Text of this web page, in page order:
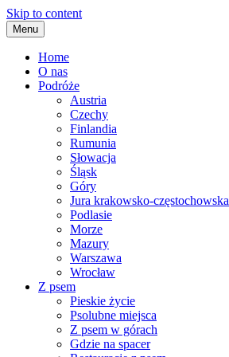
Skip to content
Menu
Home
O nas
Podróże
Austria
Czechy
Finlandia
Rumunia
Słowacja
Śląsk
Góry
Jura krakowsko-częstochowska
Podlasie
Morze
Mazury
Warszawa
Wrocław
Z psem
Pieskie życie
Psolubne miejsca
Z psem w górach
Gdzie na spacer